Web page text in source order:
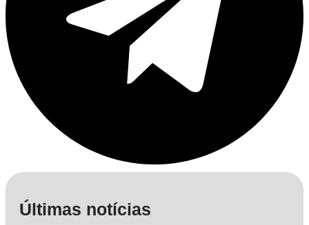
Últimas notícias